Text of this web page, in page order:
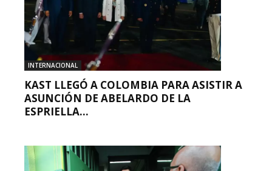
INTERNACIONAL
KAST LLEGÓ A COLOMBIA PARA ASISTIR A
ASUNCIÓN DE ABELARDO DE LA
ESPRIELLA...